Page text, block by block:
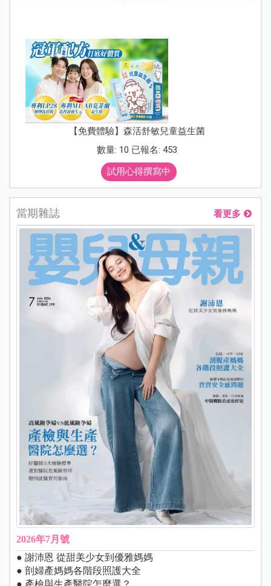
【免費體驗】森活舒敏兒童益生菌
數量: 10 已報名: 453
試用心得撰寫中
當期雜誌 看更多
2026年7月號
● 謝沛恩 從甜美少女到優雅媽媽
● 剖婦產媽媽各階段照護大全
● 產檢與生產醫院怎麼選？